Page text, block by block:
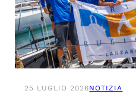
25 LUGLIO 2026NOTIZIA